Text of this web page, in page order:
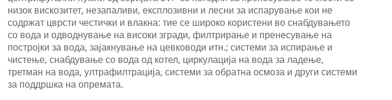
низок вискозитет, незапаливи, експлозивни и лесни за испарување кои не
содржат цврсти честички и влакна: тие се широко користени во снабдувањето
со вода и одводнување на високи згради, филтрирање и пренесување на
постројки за вода, зајакнување на цевководи итн.; системи за испирање и
чистење, снабдување со вода од котел, циркулација на вода за ладење,
третман на вода, ултрафилтрација, системи за обратна осмоза и други системи
за поддршка на опремата.